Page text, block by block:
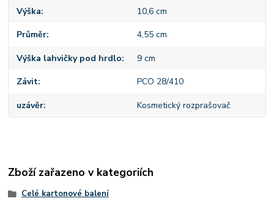
Výška 10,6 cm
Průměr 4,55 cm
Výška lahvičky pod hrdlo 9 cm
Závit PCO 28/410
uzávěr Kosmetický rozprašovač
Zboží zařazeno v kategoriích
Celé kartonové balení